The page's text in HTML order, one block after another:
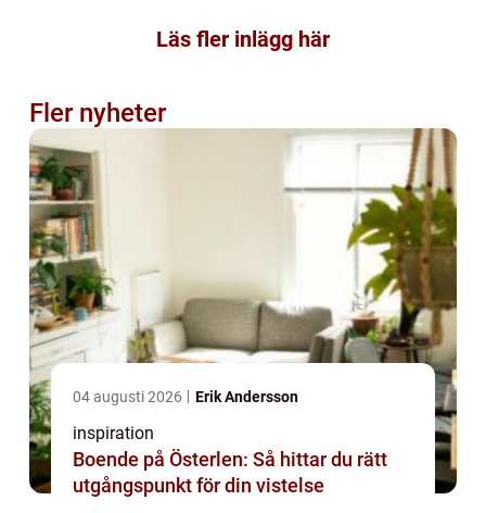
Läs fler inlägg här
Fler nyheter
04 augusti 2026 Erik Andersson
inspiration
Boende på Österlen: Så hittar du rätt
utgångspunkt för din vistelse